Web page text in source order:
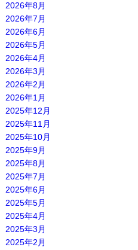
2026年8月
2026年7月
2026年6月
2026年5月
2026年4月
2026年3月
2026年2月
2026年1月
2025年12月
2025年11月
2025年10月
2025年9月
2025年8月
2025年7月
2025年6月
2025年5月
2025年4月
2025年3月
2025年2月